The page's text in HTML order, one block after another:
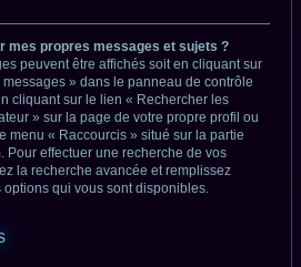
mes propres messages et sujets ?
peuvent être affichés soit en cliquant sur
» dans le panneau de contrôle
cliquant sur le lien « Rechercher les
» sur la page de votre propre profil ou
menu « Raccourcis » situé sur la partie
Pour effectuer une recherche de vos
la recherche avancée et remplissez
qui vous sont disponibles.